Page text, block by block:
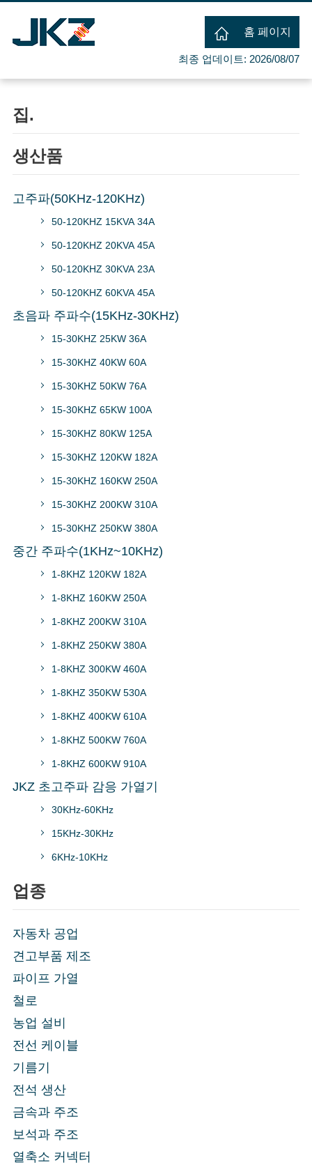
홈 페이지
최종 업데이트: 2026/08/07
집.
생산품
고주파(50KHz-120KHz)
50-120KHZ 15KVA 34A
50-120KHZ 20KVA 45A
50-120KHZ 30KVA 23A
50-120KHZ 60KVA 45A
초음파 주파수(15KHz-30KHz)
15-30KHZ 25KW 36A
15-30KHZ 40KW 60A
15-30KHZ 50KW 76A
15-30KHZ 65KW 100A
15-30KHZ 80KW 125A
15-30KHZ 120KW 182A
15-30KHZ 160KW 250A
15-30KHZ 200KW 310A
15-30KHZ 250KW 380A
중간 주파수(1KHz~10KHz)
1-8KHZ 120KW 182A
1-8KHZ 160KW 250A
1-8KHZ 200KW 310A
1-8KHZ 250KW 380A
1-8KHZ 300KW 460A
1-8KHZ 350KW 530A
1-8KHZ 400KW 610A
1-8KHZ 500KW 760A
1-8KHZ 600KW 910A
JKZ 초고주파 감응 가열기
30KHz-60KHz
15KHz-30KHz
6KHz-10KHz
업종
자동차 공업
견고부품 제조
파이프 가열
철로
농업 설비
전선 케이블
기름기
전석 생산
금속과 주조
보석과 주조
열축소 커넥터